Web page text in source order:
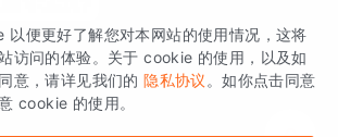
取更多干货
据智能分析与增长的品牌，核心平台为 GrowingIO
分析云。
以便更好了解您对本网站的使用情况，这将
访问的体验。关于 cookie 的使用，以及如
意，请详见我们的 隐私协议 。如你点击同意
cookie 的使用。